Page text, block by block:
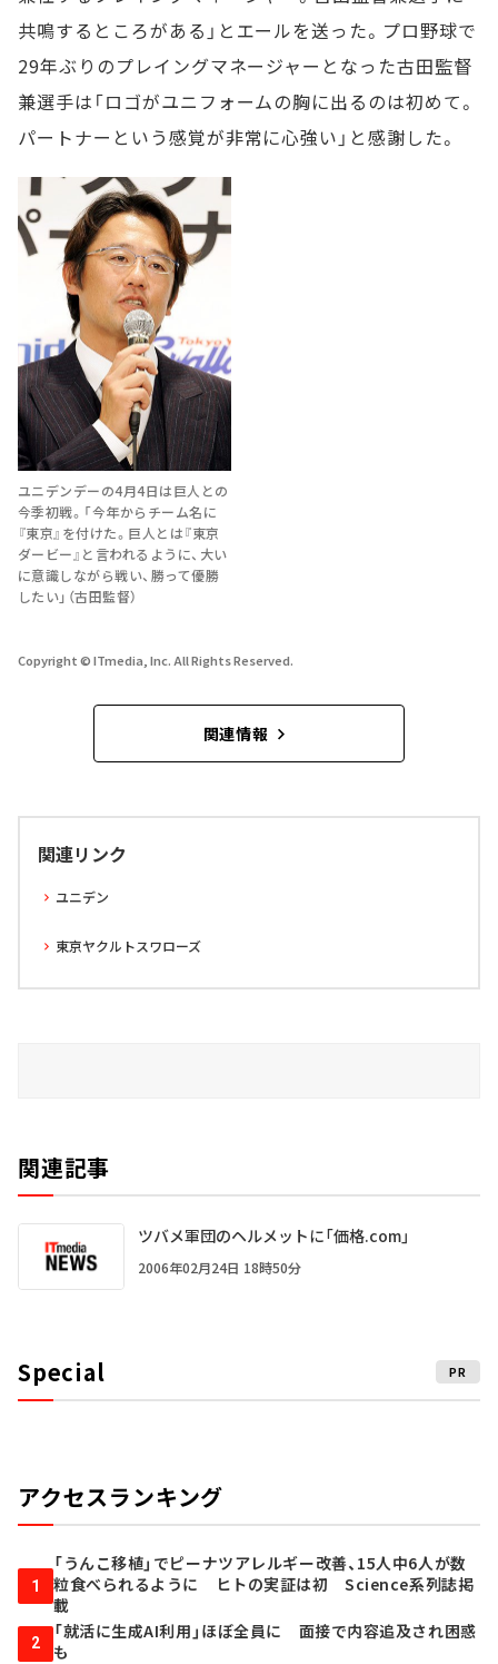
共鳴するところがある」とエールを送った。プロ野球で
29年ぶりのプレイングマネージャーとなった古田監督
兼選手は「ロゴがユニフォームの胸に出るのは初めて。
パートナーという感覚が非常に心強い」と感謝した。
ユニデンデーの4月4日は巨人との
今季初戦。「今年からチーム名に
『東京』を付けた。巨人とは『東京
ダービー』と言われるように、大い
に意識しながら戦い、勝って優勝
したい」（古田監督）
Copyright © ITmedia, Inc. All Rights Reserved.
関連情報
関連リンク
ユニデン
東京ヤクルトスワローズ
関連記事
ツバメ軍団のヘルメットに「価格.com」
2006年02月24日 18時50分
Special PR
アクセスランキング
1
「うんこ移植」でピーナツアレルギー改善、15人中6人が数
粒食べられるように ヒトの実証は初 Science系列誌掲
載
2
「就活に生成AI利用」ほぼ全員に 面接で内容追及され困惑
も